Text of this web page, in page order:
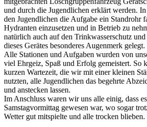
und durch die Jugendlichen erklärt werden.
den Jugendlichen die Aufgabe ein Standrohr
Hydranten einzusetzen und in Betrieb zu
natürlich auch auf den Trinkwasserschutz
dieses Gerätes besonderes Augenmerk gelegt.
Alle Stationen und Aufgaben wurden von
viel Ehrgeiz, Spaß und Erfolg gemeistert. So
kurzen Wartezeit, die wir mit einer kleinen
nutzten, alle Jugendlichen das begehrte
und anstecken lassen.
Im Anschluss waren wir uns alle einig, dass
Samstagvormittag gewesen war, wo sogar
Wetter gut mitspielte und alle trocken blieben.